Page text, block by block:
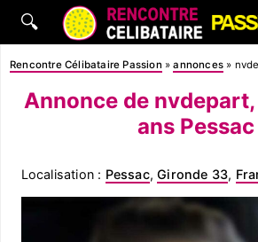
🔍
Rencontre Célibataire Passion »annonces »
Annonce de nvdepart,
ans Pessac
Localisation : Pessac,Gironde 33,